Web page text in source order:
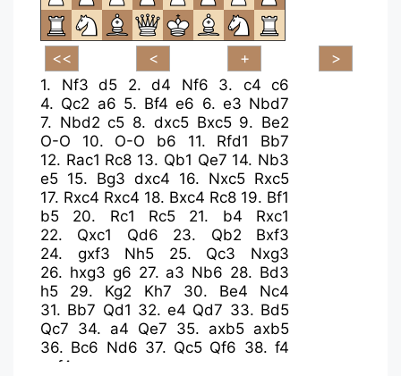
1. Nf3 d5 2. d4 Nf6 3. c4 c6
4. Qc2 a6 5. Bf4 e6 6. e3 Nbd7
7. Nbd2 c5 8. dxc5 Bxc5 9. Be2
O-O
10. O-O b6 11. Rfd1
Bb7
12. Rac1 Rc8 13. Qb1 Qe7 14. Nb3
e5 15. Bg3 dxc4 16. Nxc5 Rxc5
17. Rxc4 Rxc4 18. Bxc4 Rc8 19. Bf1
b5
20. Rc1 Rc5 21. b4
Rxc1
22. Qxc1 Qd6 23. Qb2
Bxf3
24. gxf3 Nh5 25. Qc3
Nxg3
26. hxg3 g6 27. a3 Nb6 28. Bd3
h5
29. Kg2 Kh7 30. Be4
Nc4
31. Bb7 Qd1 32.e4 Qd7 33. Bd5
Qc7 34. a4 Qe7 35. axb5 axb5
36. Bc6 Nd6 37. Qc5 Qf6 38.f4
exf4